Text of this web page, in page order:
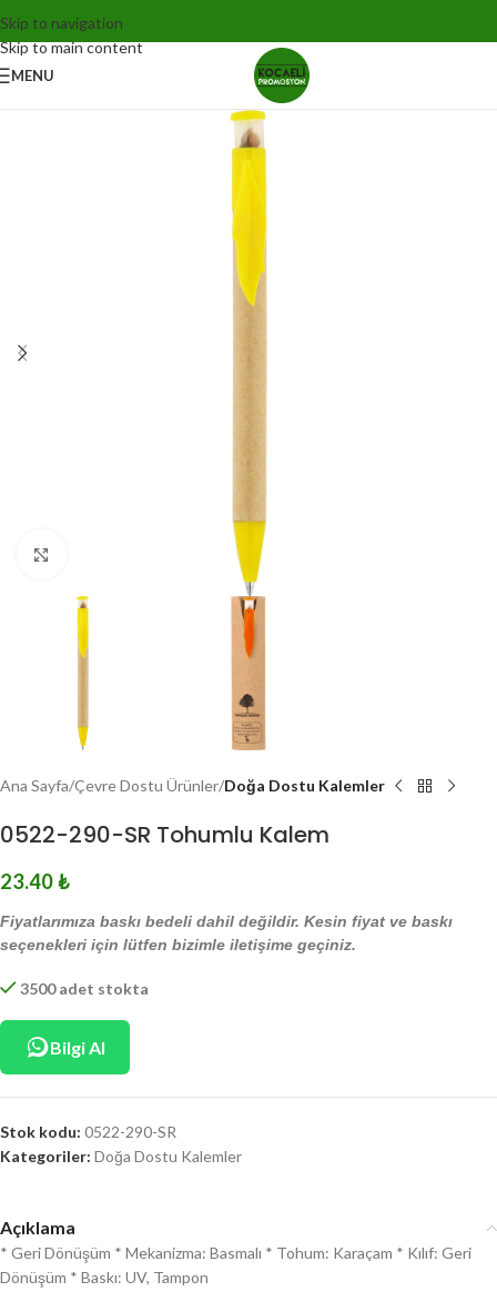
Skip to navigation
Skip to main content
MENU
Ana Sayfa Çevre Dostu Ürünler Doğa Dostu Kalemler
0522-290-SR Tohumlu Kalem
23.40₺
Fiyatlarımıza baskı bedeli dahil değildir. Kesin fiyat ve baskı
seçenekleri için lütfen bizimle iletişime geçiniz.
3500 adet stokta
Bilgi Al
Stok kodu: 0522-290-SR
Kategoriler: Doğa Dostu Kalemler
Açıklama
* Geri Dönüşüm * Mekanizma: Basmalı * Tohum: Karaçam * Kılıf: Geri
Dönüşüm * Baskı: UV, Tampon